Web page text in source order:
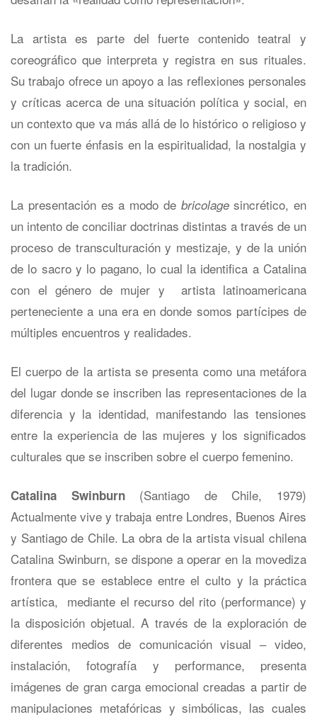
La artista es parte del fuerte contenido teatral y
coreográfico que interpreta y registra en sus rituales.
Su trabajo ofrece un apoyo a las reflexiones personales
y críticas acerca de una situación política y social, en
un contexto que va más allá de lo histórico o religioso y
con un fuerte énfasis en la espiritualidad, la nostalgia y
la tradición.
La presentación es a modo de bricolagesincrético, en
un intento de conciliar doctrinas distintas a través de un
proceso de transculturación y mestizaje, y de la unión
de lo sacro y lo pagano, lo cual la identifica a Catalina
con el género de mujer y artista latinoamericana
perteneciente a una era en donde somos partícipes de
múltiples encuentros y realidades.
El cuerpo de la artista se presenta como una metáfora
del lugar donde se inscriben las representaciones de la
diferencia y la identidad, manifestando las tensiones
entre la experiencia de las mujeres y los significados
culturales que se inscriben sobre el cuerpo femenino.
Catalina Swinburn(Santiago de Chile, 1979)
Actualmente vive y trabaja entre Londres, Buenos Aires
y Santiago de Chile. La obra de la artista visual chilena
Catalina Swinburn, se dispone a operar en la movediza
frontera que se establece entre el culto y la práctica
artística, mediante el recurso del rito (performance) y
la disposición objetual. A través de la exploración de
diferentes medios de comunicación visual – video,
instalación, fotografía y performance, presenta
imágenes de gran carga emocional creadas a partir de
manipulaciones metafóricas y simbólicas, las cuales